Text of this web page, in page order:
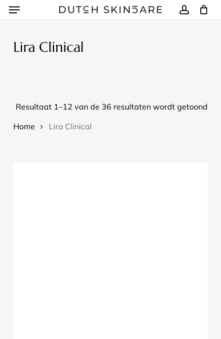
Skip
to
content
account
Menu
Lira Clinical
Resultaat 1–12 van de 36 resultaten wordt getoond
Home
Lira Clinical